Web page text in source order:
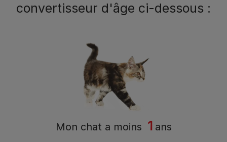
convertisseur d'âge ci-dessous :
Mon chat a moins 1 ans